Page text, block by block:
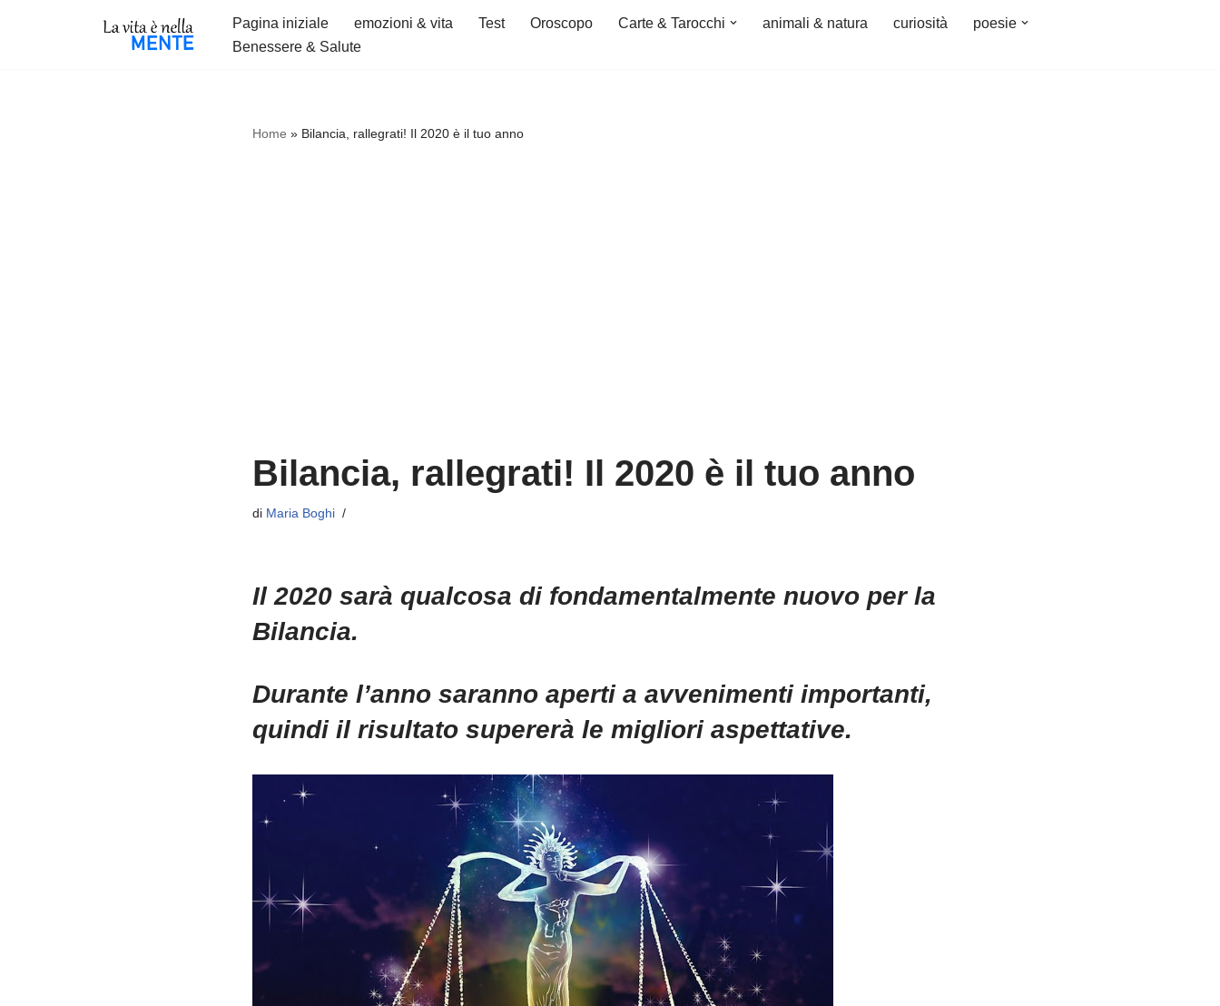
Pagina iniziale emozioni & vita Test Oroscopo Carte & Tarocchi animali & natura curiosità
poesie
Benessere & Salute
Home » Bilancia, rallegrati! Il 2020 è il tuo anno
Bilancia, rallegrati! Il 2020 è il tuo anno
di Maria Boghi
Il 2020 sarà qualcosa di fondamentalmente nuovo per la
Bilancia.
Durante l’anno saranno aperti a avvenimenti importanti,
quindi il risultato supererà le migliori aspettative.